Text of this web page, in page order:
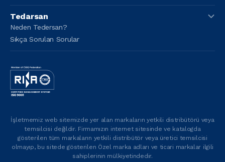
Tedarsan
Neden Tedersan?
Sıkça Sorulan Sorular
İşletmemiz web sitemizde yer alan markaların yetkili distribütörü veya
temsilcisi değildir. Firmamızın internet sitesinde ve katalogda
gösterilen tüm markaların yetkili distribütör veya üretici temsilcisi
olmayıp, bu sitede gösterilen Özel marka adları ve ticari markalar ilgili
sahiplerinin mülkiyetindedir.